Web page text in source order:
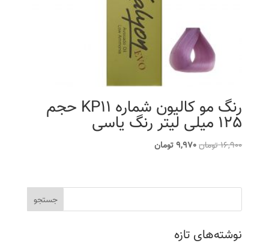
رنگ مو کالیون شماره KP11 حجم
125 میلی لیتر رنگ یاسی
16,900تومانقیمت
بود.
9,970تومانقیمت
است.
نوشته‌های تازه